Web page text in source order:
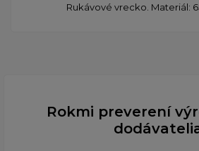
Rukávové vrecko. Materiál:
Rokmi preverení